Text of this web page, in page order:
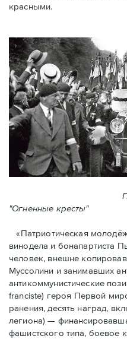
красными.
"Огненные кресты"
«Патриотическая
винодела и бонапартиста
человек, внешне
Муссолини и занимавших
антикоммунистические
franciste) героя Первой
ранения, десять наград,
легиона) —
фашистского типа, боевое